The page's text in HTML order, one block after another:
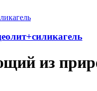
из